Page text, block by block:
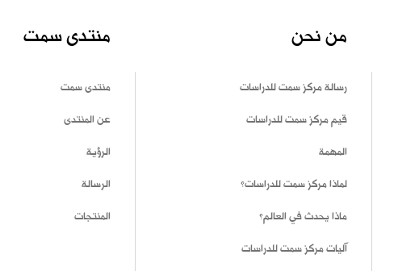
من نحن
رسالة مركز سمت للدراسات
قيم مركز سمت للدراسات
المهمة
لماذا مركز سمت للدراسات؟
ماذا يحدث في العالم؟
آليات مركز سمت للدراسات
منتدى سمت
منتدى سمت
عن المنتدى
الرؤية
الرسالة
المنتجات